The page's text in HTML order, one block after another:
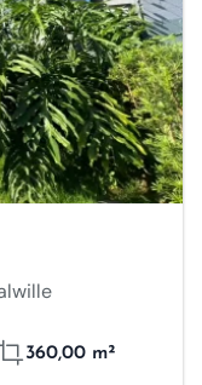
360,00 m²